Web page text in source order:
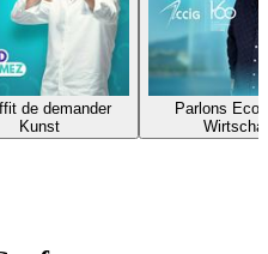
de demander
Kunst
Parlons